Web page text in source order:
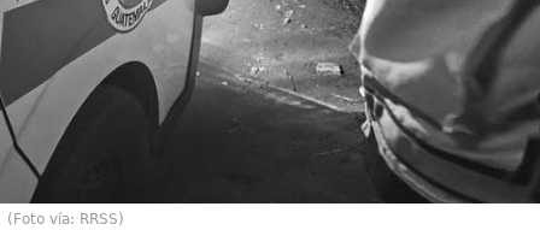
(Foto vía: RRSS)